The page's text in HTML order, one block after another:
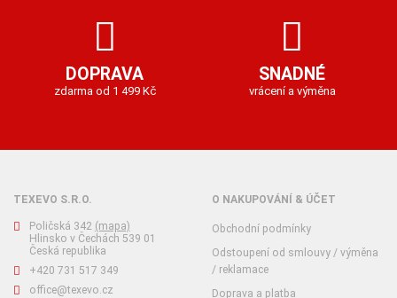
DOPRAVA
zdarma od 1 499 Kč
SNADNÉ
vrácení a výměna
TEXEVO S.R.O.
Poličská 342 (mapa)
Hlinsko v Čechách 539 01
Česká republika
+420 731 517 349
office@texevo.cz
O NAKUPOVÁNÍ & ÚČET
Obchodní podmínky
Odstoupení od smlouvy / výměna
/ reklamace
Doprava a platba